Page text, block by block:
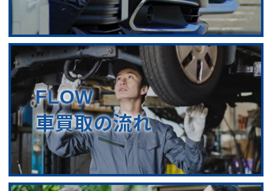
FLOW
車買取の流れ